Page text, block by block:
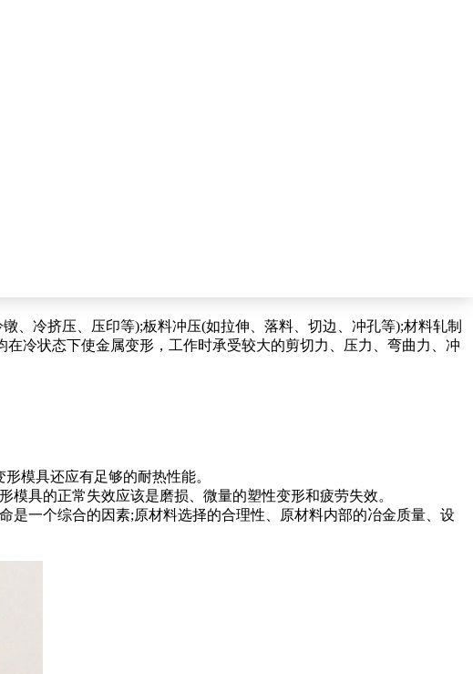
、冷挤压、压印等);板料冲压(如拉伸、落料、切边、冲孔等);材料轧制
冷状态下使金属变形，工作时承受较大的剪切力、压力、弯曲力、冲
变形模具还应有足够的耐热性能。
具的正常失效应该是磨损、微量的塑性变形和疲劳失效。
是一个综合的因素;原材料选择的合理性、原材料内部的冶金质量、设